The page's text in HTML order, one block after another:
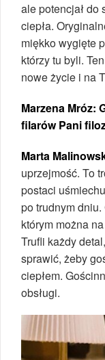
ale potencjał do
ciepła.
miękko wygięte
którzy tu byli.
nowe życie i na
Marzena Mróz:
filarów Pani
Marta
uprzejmość. To
postaci
po trudnym
którym można
Trufli każdy
sprawić, żeby
ciepłem.
obsługi.